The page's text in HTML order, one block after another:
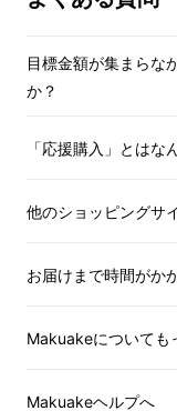
目標金額が集まらな
か？
「応援購入」とはな
他のショッピングサ
お届けまで時間がか
Makuakeについても
Makuakeヘルプへ